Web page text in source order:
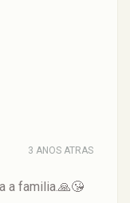
3 ANOS ATRAS
a familia.🙏😘